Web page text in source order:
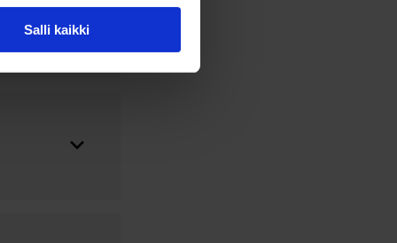
Salli kaikki